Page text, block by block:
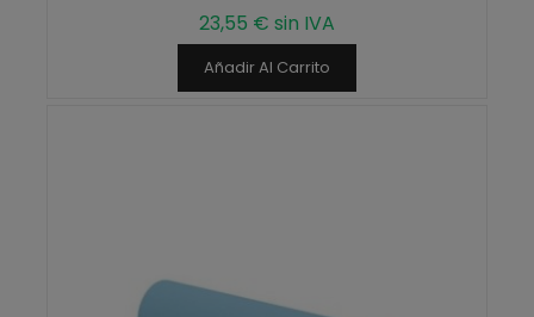
23,55 € sin IVA
Añadir Al Carrito